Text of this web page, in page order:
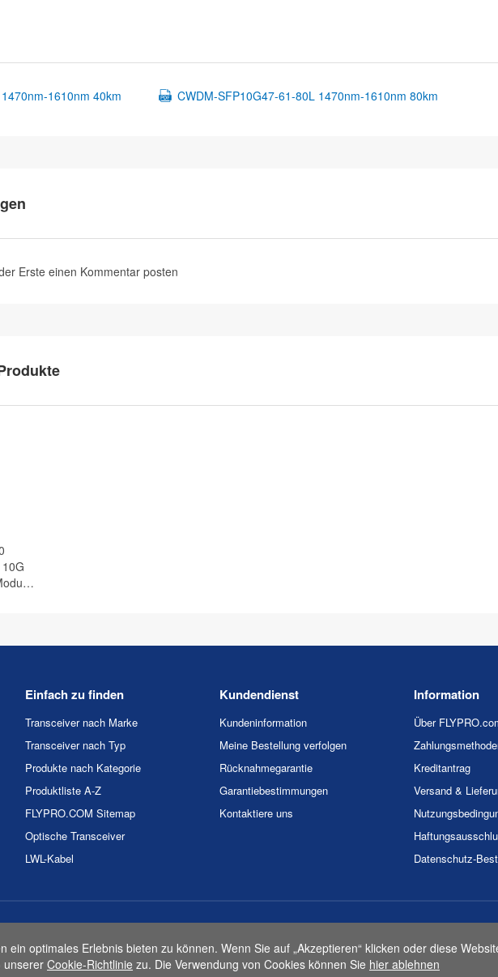
1610nm 40km CWDM-SFP10G47-61-80L 1470nm-1610nm 80km
Erste einen Kommentar posten
Einfach zu finden
Transceiver nach Marke
Transceiver nach Typ
Produkte nach Kategorie
Produktliste A-Z
FLYPRO.COM Sitemap
Optische Transceiver
LWL-Kabel
Kundendienst
Kundeninformation
Meine Bestellung verfolgen
Rücknahmegarantie
Garantiebestimmungen
Kontaktiere uns
Information
Über
Kreditantrag
Versand &
Datenschutz-
ein optimales Erlebnis bieten zu können. Wenn Sie auf „Akzeptieren“ klicken oder diese
unserer Cookie-Richtlinie zu. Die Verwendung von Cookies können Sie hier ablehnen